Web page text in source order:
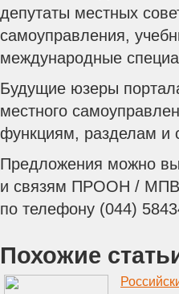
депутаты местных
самоуправления,
международные
Будущие юзеры
местного
функциям, разделам и
Предложения можно
и связям ПРООН /
по телефону (044)
Похожие